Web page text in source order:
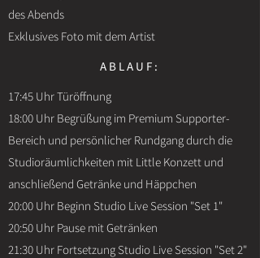
des Abends
Exklusives Foto mit dem Artist
ABLAUF:
17:45 Uhr Türöffnung
18:00 Uhr Begrüßung im Premium Supporter-
Bereich und persönlicher Rundgang durch die
Studioräumlichkeiten mit Little Konzett und
anschließend Getränke und Häppchen
20:00 Uhr Beginn Studio Live Session "Set 1"
20:50 Uhr Pause mit Getränken
21:30 Uhr Fortsetzung Studio Live Session "Set 2"